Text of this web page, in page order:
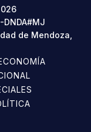
de Mendoza,